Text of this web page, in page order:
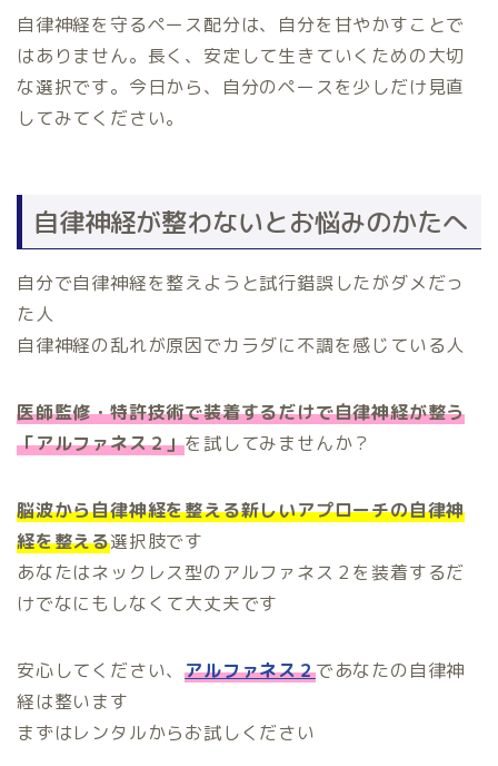
自律神経を守るペース配分は、自分を甘やかすことで
はありません。長く、安定して生きていくための大切
な選択です。今日から、自分のペースを少しだけ見直
してみてください。
自律神経が整わないとお悩みのかたへ
自分で自律神経を整えようと試行錯誤したがダメだっ
た人
自律神経の乱れが原因でカラダに不調を感じている人
医師監修・特許技術で装着するだけで自律神経が整う
「アルファネス２」を試してみませんか？
脳波から自律神経を整える新しいアプローチの自律神
経を整える選択肢です
あなたはネックレス型のアルファネス２を装着するだ
けでなにもしなくて大丈夫です
安心してください、アルファネス２であなたの自律神
経は整います
まずはレンタルからお試しください